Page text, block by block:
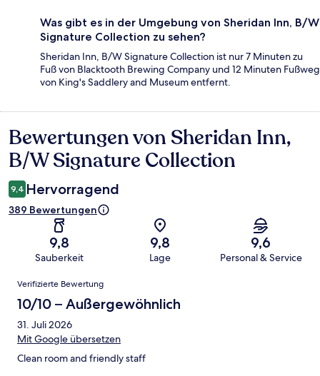
Was gibt es in der Umgebung von Sheridan Inn, B/W
Signature Collection zu sehen?
Sheridan Inn, B/W Signature Collection ist nur 7 Minuten zu
Fuß von Blacktooth Brewing Company und 12 Minuten Fußweg
von King's Saddlery and Museum entfernt.
Bewertungen
Bewertungen von Sheridan Inn,
B/W Signature Collection
9,4 Hervorragend
389 Bewertungen
9,8
Sauberkeit
9,8
Lage
9,6
Personal & Service
Bewertungen
Verifizierte Bewertung
10/10 – Außergewöhnlich
31. Juli 2026
Mit Google übersetzen
Clean room and friendly staff